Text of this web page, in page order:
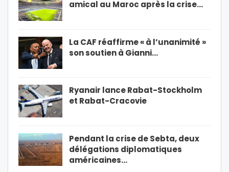
amical au Maroc après la crise…
La CAF réaffirme « à l’unanimité »
son soutien à Gianni…
Ryanair lance Rabat-Stockholm
et Rabat-Cracovie
Pendant la crise de Sebta, deux
délégations diplomatiques
américaines…